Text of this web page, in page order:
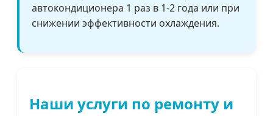
автокондиционера 1 раз в 1-2 года или при
снижении эффективности охлаждения.
Наши услуги по ремонту и